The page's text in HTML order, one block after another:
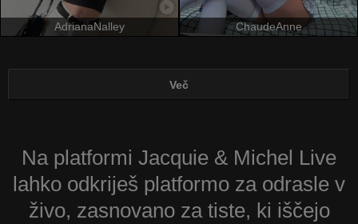
AdrianaNalley ChaudeAnne
Več
Na platformi Jacquie & Michel Live
lahko odkriješ platformo za odrasle v
živo, zasnovano za tiste, ki iščejo